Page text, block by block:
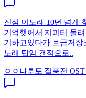
진심 이노래 10년 넘게
기억햇어서 지피티 돌
기하고있다가 브금저장
노래 탑임 갠적으로..
ㅇㅇ 나루토 질풍전